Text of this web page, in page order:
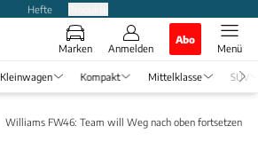
Hefte
Marken Anmelden
Abo
Menü
Kleinwagen Kompakt Mittelklasse SUV
Williams FW46: Team will Weg nach oben fortsetzen